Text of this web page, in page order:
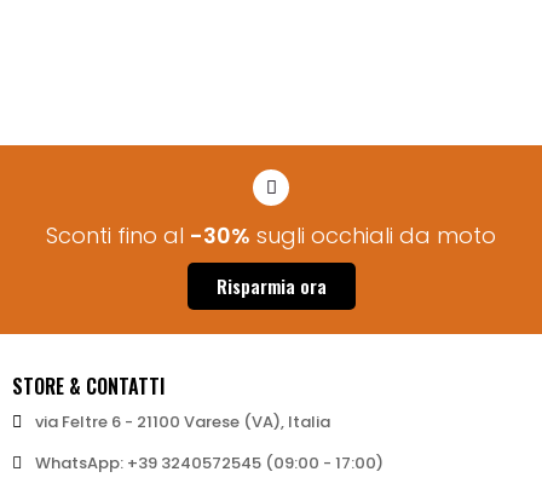
Sconti fino al -30% sugli occhiali da moto
Risparmia ora
STORE & CONTATTI
via Feltre 6 - 21100 Varese (VA), Italia
WhatsApp: +39 3240572545 (09:00 - 17:00)